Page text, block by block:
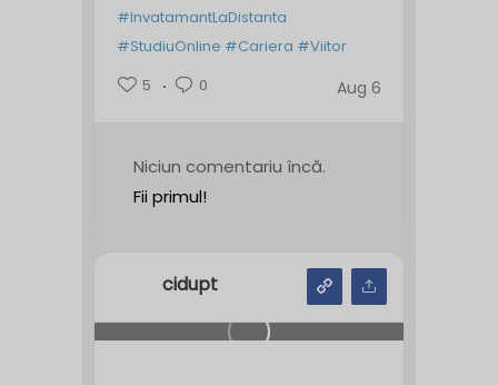
#InvatamantLaDistanta
#StudiuOnline #Cariera #Viitor
5
0 Aug 6
Niciun comentariu încă.
Fii primul!
cidupt